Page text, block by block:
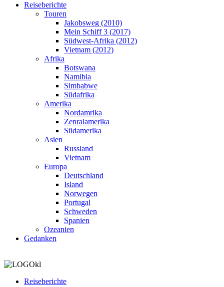
Reiseberichte
Touren
Jakobsweg (2010)
Mein Schiff 3 (2017)
Südwest-Afrika (2012)
Vietnam (2012)
Afrika
Botswana
Namibia
Simbabwe
Südafrika
Amerika
Nordamrika
Zenralamerika
Südamerika
Asien
Russland
Vietnam
Europa
Deutschland
Island
Norwegen
Portugal
Schweden
Spanien
Ozeanien
Gedanken
Reiseberichte